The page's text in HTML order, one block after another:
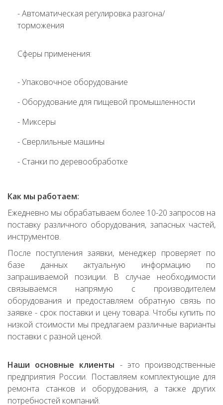
- Автоматическая регулировка разгона/
торможения
Сферы применения:
- Упаковочное оборудование
- Оборудование для пищевой промышленности
- Миксеры
- Сверлильные машины
- Станки по деревообработке
Как мы работаем:
Ежедневно мы обрабатываем более 10-20 запросов на
поставку различного оборудования, запасных частей,
инструментов.
После поступления заявки, менеджер проверяет по
базе данных актуальную информацию по
запрашиваемой позиции. В случае необходимости
связываемся напрямую с производителем
оборудования и предоставляем обратную связь по
заявке - срок поставки и цену товара. Чтобы купить по
низкой стоимости мы предлагаем различные варианты
поставки с разной ценой.
Наши основные клиенты - это производственные
предприятия России. Поставляем комплектующие для
ремонта станков и оборудования, а также других
потребностей компаний.